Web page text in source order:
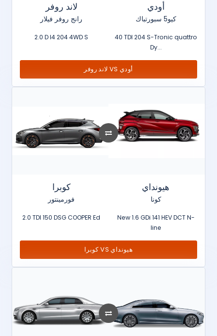
لاند روفر
رانج روفر فيلار
2.0 D I4 204 4WD S
أودي
كيو5 سبورتباك
40 TDI 204 S-Tronic quattro
Dy...
لاند روفر VS أودي
كوبرا
فورمينتور
2.0 TDI 150 DSG COOPER Ed
هيونداي
كونا
New 1.6 GDi 141 HEV DCT N-
line
كوبرا VS هيونداي